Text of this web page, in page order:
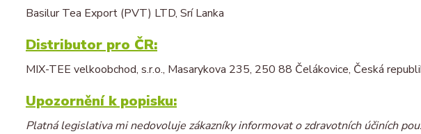
Basilur Tea Export (PVT) LTD, Srí Lanka
Distributor pro ČR:
MIX-TEE velkoobchod, s.r.o., Masarykova 235, 250 88 Čelákovice, Česká
Upozornění k popisku:
Platná legislativa mi nedovoluje zákazníky informovat o zdravotních účiních